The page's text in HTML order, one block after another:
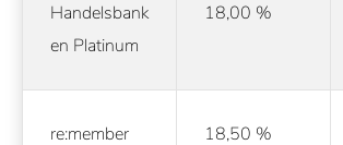
Handelsbank
en Platinum
18,00 %
re:member
18,50 %